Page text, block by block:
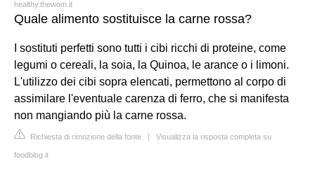
healthy.thewom.it
Quale alimento sostituisce la carne rossa?
I sostituti perfetti sono tutti i cibi ricchi di proteine, come
legumi o cereali, la soia, la Quinoa, le arance o i limoni.
L'utilizzo dei cibi sopra elencati, permettono al corpo di
assimilare l'eventuale carenza di ferro, che si manifesta
non mangiando più la carne rossa.
Richiesta di rimozione della fonte | Visualizza la risposta completa su
foodblog.it